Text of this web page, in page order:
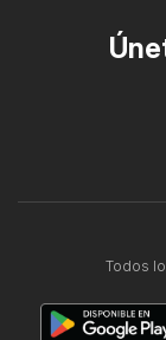
Todos